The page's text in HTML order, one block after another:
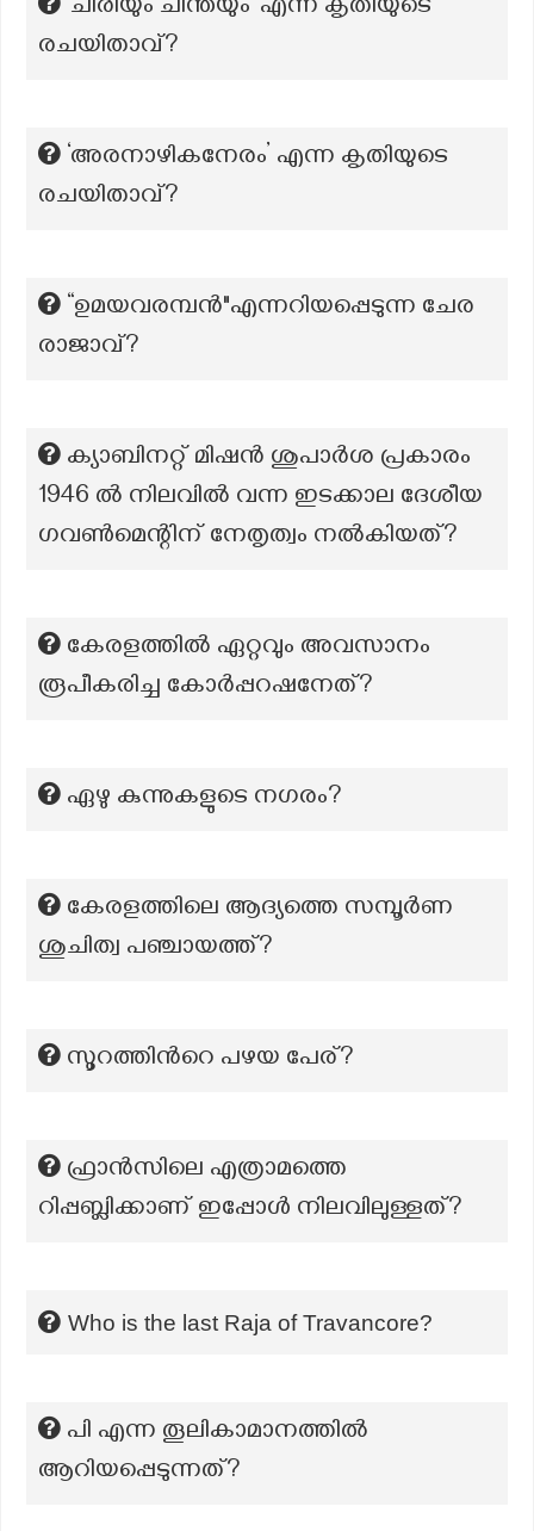
‘ചിരിയും ചിന്തയും’ എന്ന കൃതിയുടെ
രചയിതാവ്?
‘അരനാഴികനേരം’ എന്ന കൃതിയുടെ
രചയിതാവ്?
“ഉമയവരമ്പൻ"എന്നറിയപ്പെടുന്ന ചേര
രാജാവ്?
ക്യാബിനറ്റ് മിഷൻ ശുപാർശ പ്രകാരം
1946 ൽ നിലവിൽ വന്ന ഇടക്കാല ദേശീയ
ഗവൺമെന്റിന് നേതൃത്വം നൽകിയത്?
കേരളത്തില്‍ ഏറ്റവും അവസാനം
രൂപീകരിച്ച കോര്‍പ്പറഷനേത്?
ഏഴു കുന്നുകളുടെ നഗരം?
കേരളത്തിലെ ആദ്യത്തെ സമ്പൂർണ
ശുചിത്വ പഞ്ചായത്ത്?
സൂറത്തിന്‍റെ പഴയ പേര്?
ഫ്രാൻസിലെ എത്രാമത്തെ
റിപ്പബ്ലിക്കാണ് ഇപ്പോൾ നിലവിലുള്ളത്?
Who is the last Raja of Travancore?
പി എന്ന തൂലികാമാനത്തില്‍
ആറിയപ്പെടുന്നത്?